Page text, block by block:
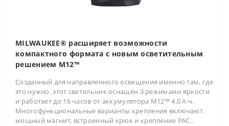
MILWAUKEE® расширяет возможности
компактного формата с новым осветительным
решением M12™
Созданный для направленного освещения именно там, где
это нужно, этот светильник оснащён 3 режимами яркости
и работает до 16 часов от аккумулятора M12™ 4.0 А·ч.
Многофункциональные варианты крепления включают
мощный магнит, встроенный крюк и крепление PAC..